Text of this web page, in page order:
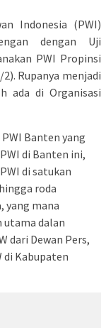
Indonesia (PWI)
dengan Uji
PWI Propinsi
Rupanya menjadi
ada di Organisasi
Banten yang
di Banten ini,
di satukan
roda
yang mana
utama dalan
dari Dewan Pers,
di Kabupaten